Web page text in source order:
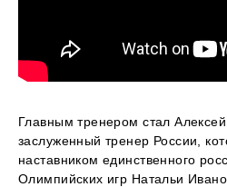
Главным тренером стал
заслуженный тренер России,
наставником единственного
Олимпийских игр Натальи